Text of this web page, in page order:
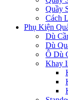
Quầy
Cách
Phụ Kiện
Dù
Dù
Ô Dù
Khay